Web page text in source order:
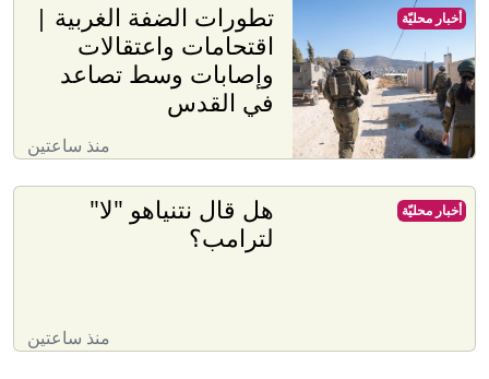
تطورات الضفة الغربية |
اقتحامات واعتقالات
وإصابات وسط تصاعد
في القدس
منذ ساعتين
أخبار محليّة
هل قال نتنياهو "لا"
لترامب؟
منذ ساعتين
أخبار محليّة